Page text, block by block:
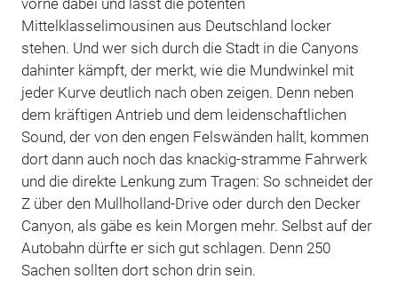
Mittelklasselimousinen aus Deutschland locker
stehen. Und wer sich durch die Stadt in die Canyons
dahinter kämpft, der merkt, wie die Mundwinkel mit
jeder Kurve deutlich nach oben zeigen. Denn neben
dem kräftigen Antrieb und dem leidenschaftlichen
Sound, der von den engen Felswänden hallt, kommen
dort dann auch noch das knackig-stramme Fahrwerk
und die direkte Lenkung zum Tragen: So schneidet der
Z über den Mullholland-Drive oder durch den Decker
Canyon, als gäbe es kein Morgen mehr. Selbst auf der
Autobahn dürfte er sich gut schlagen. Denn 250
Sachen sollten dort schon drin sein.